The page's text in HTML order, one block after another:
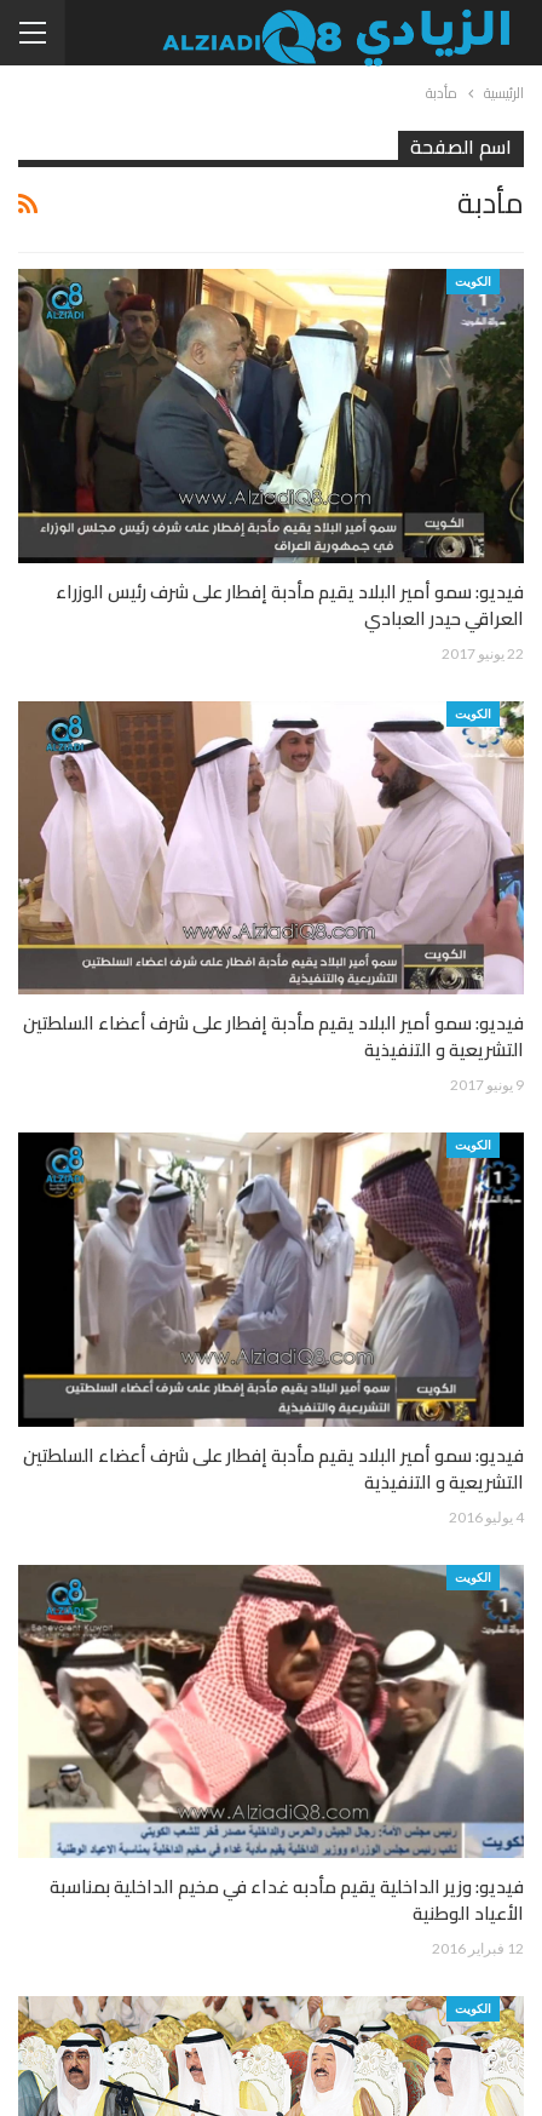
الرئيسية مأدبة
اسم الصفحة
مأدبة
الكويت
فيديو: سمو أمير البلاد يقيم مأدبة إفطار على شرف رئيس الوزراء
العراقي حيدر العبادي
22 يونيو 2017
الكويت
فيديو: سمو أمير البلاد يقيم مأدبة إفطار على شرف أعضاء السلطتين
التشريعية و التنفيذية
9 يونيو 2017
الكويت
فيديو: سمو أمير البلاد يقيم مأدبة إفطار على شرف أعضاء السلطتين
التشريعية و التنفيذية
4 يوليو 2016
الكويت
فيديو: وزير الداخلية يقيم مأدبه غداء في مخيم الداخلية بمناسبة
الأعياد الوطنية
12 فبراير 2016
الكويت